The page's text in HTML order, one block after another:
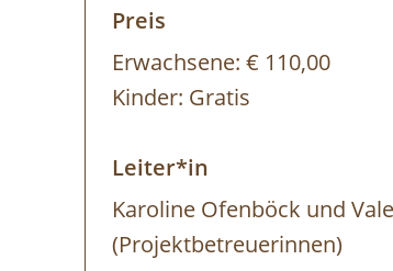
Preis
Erwachsene: € 110,00
Kinder: Gratis
Leiter*in
Karoline Ofenböck und
(Projektbetreuerinnen)